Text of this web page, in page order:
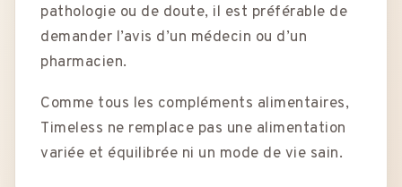
pathologie ou de doute, il est préférable de
demander l’avis d’un médecin ou d’un
pharmacien.
Comme tous les compléments alimentaires,
Timeless ne remplace pas une alimentation
variée et équilibrée ni un mode de vie sain.